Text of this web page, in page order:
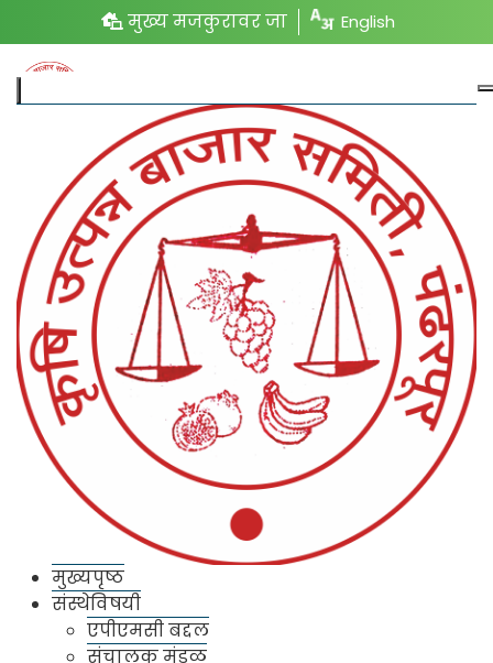
English
मुख्य मजकुरावर जा
मुख्यपृष्ठ
संस्थेविषयी
एपीएमसी बद्दल
संचालक मंडळ
बातम्या
अक्षय तृतीयेच्या मुहूर्तावर आंब्याची
विक्रमी आवक; कोणत्या आंब्याला
किती दर?
Record arrival of mangoes on the occasion of
Akshaya Tritiya; What is the price of which
mango?
महाराष्ट्र दिनी राज्यात काय मिळाला
What was the price of onion in the state on
Maharashtra Day?